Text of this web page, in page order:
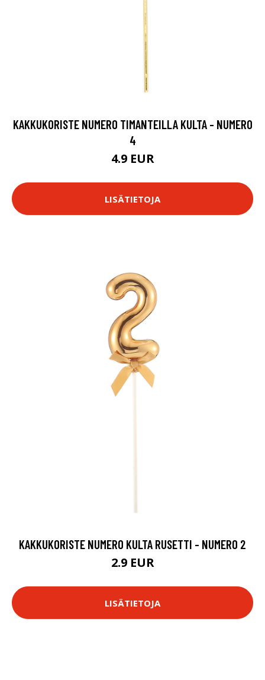
KAKKUKORISTE NUMERO TIMANTEILLA KULTA - NUMERO
4
4.9 EUR
LISÄTIETOJA
KAKKUKORISTE NUMERO KULTA RUSETTI - NUMERO 2
2.9 EUR
LISÄTIETOJA